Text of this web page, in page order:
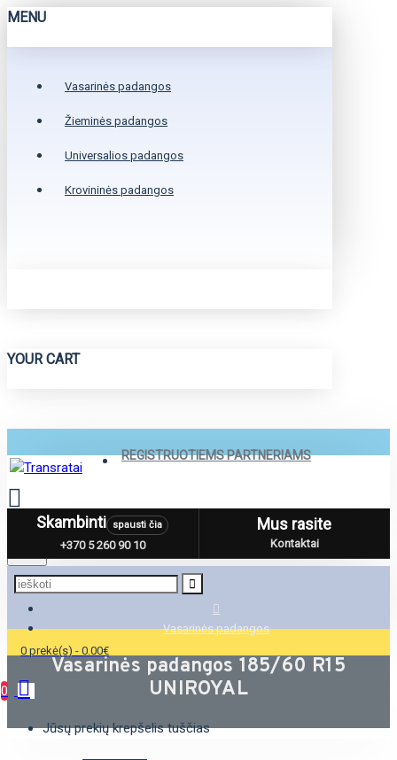
MENU
Vasarinės padangos
Žieminės padangos
Universalios padangos
Krovininės padangos
YOUR CART
REGISTRUOTIEMS PARTNERIAMS
Menu
0 prekė(s) - 0.00€
0
Jūsų prekių krepšelis tuščias
Skambinti spausti čia
+370 5 260 90 10
Mus rasite
Kontaktai
Vasarinės padangos
Vasarinės padangos 185/60 R15
UNIROYAL